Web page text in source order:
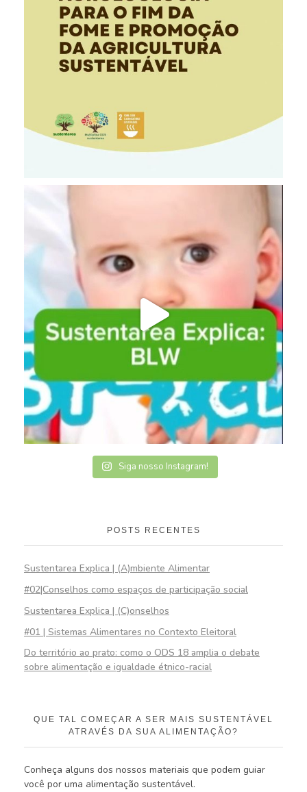
Siga nosso Instagram!
POSTS RECENTES
Sustentarea Explica | (A)mbiente Alimentar
#02|Conselhos como espaços de participação social
Sustentarea Explica | (C)onselhos
#01 | Sistemas Alimentares no Contexto Eleitoral
Do território ao prato: como o ODS 18 amplia o debate
sobre alimentação e igualdade étnico-racial
QUE TAL COMEÇAR A SER MAIS SUSTENTÁVEL
ATRAVÉS DA SUA ALIMENTAÇÃO?
Conheça alguns dos nossos materiais que podem guiar
você por uma alimentação sustentável.